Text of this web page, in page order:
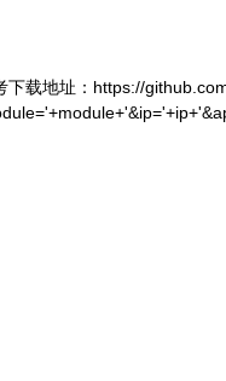
下载地址：https://